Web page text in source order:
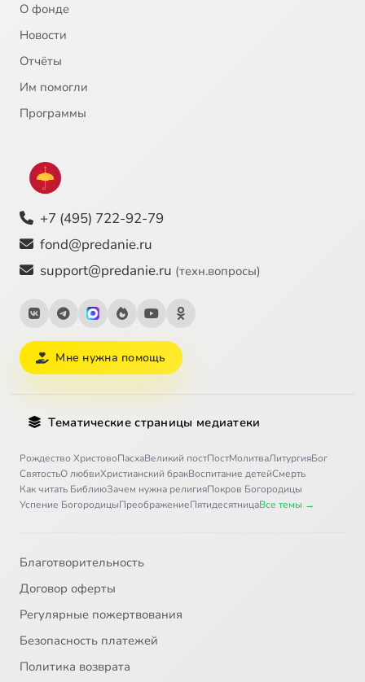
О фонде
Новости
Отчёты
Им помогли
Программы
+7 (495) 722-92-79
fond@predanie.ru
support@predanie.ru (техн.вопросы)
Мне нужна помощь
Тематические страницы медиатеки
Рождество ХристовоПасхаВеликий постПостМолитваЛитургияБог
СвятостьО любвиХристианский бракВоспитание детейСмерть
Как читать БиблиюЗачем нужна религияПокров Богородицы
Успение БогородицыПреображениеПятидесятницаВсе темы →
Благотворительность
Договор оферты
Регулярные пожертвования
Безопасность платежей
Политика возврата